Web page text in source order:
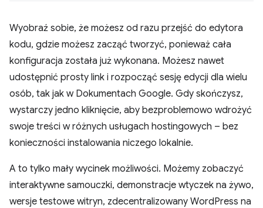
Wyobraź sobie, że możesz od razu przejść do edytora
kodu, gdzie możesz zacząć tworzyć, ponieważ cała
konfiguracja została już wykonana. Możesz nawet
udostępnić prosty link i rozpocząć sesję edycji dla wielu
osób, tak jak w Dokumentach Google. Gdy skończysz,
wystarczy jedno kliknięcie, aby bezproblemowo wdrożyć
swoje treści w różnych usługach hostingowych – bez
konieczności instalowania niczego lokalnie.
A to tylko mały wycinek możliwości. Możemy zobaczyć
interaktywne samouczki, demonstracje wtyczek na żywo,
wersje testowe witryn, zdecentralizowany WordPress na